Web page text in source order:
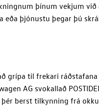
þínum vekjum
þjónustu þegar þú
grípa til frekari
AG svokallað
berst tilkynning frá